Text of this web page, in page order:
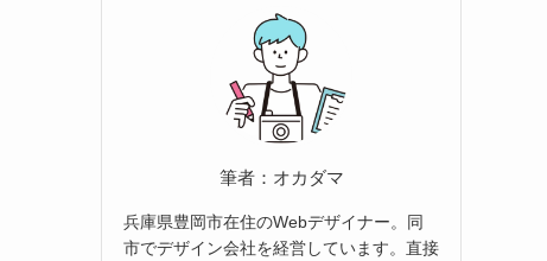
筆者：オカダマ
兵庫県豊岡市在住のWebデザイナー。同
市でデザイン会社を経営しています。直接